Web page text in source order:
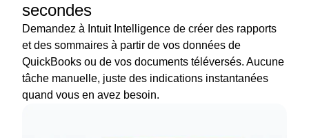
secondes
Demandez à Intuit Intelligence de créer des rapports
et des sommaires à partir de vos données de
QuickBooks ou de vos documents téléversés. Aucune
tâche manuelle, juste des indications instantanées
quand vous en avez besoin.